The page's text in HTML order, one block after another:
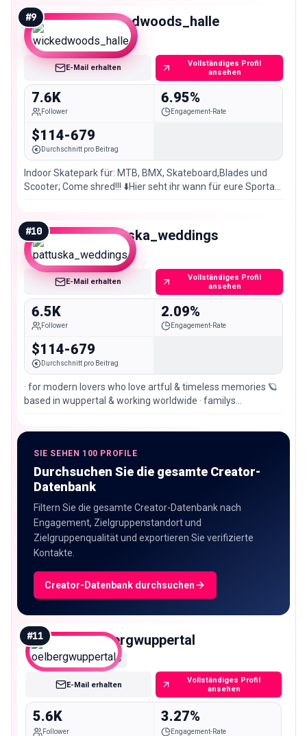
#9 wickedwoods_halle
Nano
E-Mail erhalten
Vollständiges Profil
ansehen
7.6K
Follower
6.95%
Engagement-Rate
$114-679
Durchschnitt pro Beitrag
Indoor Skatepark für: MTB, BMX, Skateboard,Blades und
Scooter; Come shred!!! ⬇️Hier seht ihr wann für eure Sportart
#10 pattuska_weddings
Nano
E-Mail erhalten
Vollständiges Profil
ansehen
6.5K
Follower
2.09%
Engagement-Rate
$114-679
Durchschnitt pro Beitrag
· for modern lovers who love artful & timeless memories 🪐
based in wuppertal & working worldwide · familys
SIE SEHEN 100 PROFILE
Durchsuchen Sie die gesamte Creator-
Datenbank
Filtern Sie die gesamte Creator-Datenbank nach
Engagement, Zielgruppenstandort und
Zielgruppenqualität und exportieren Sie verifizierte
Kontakte.
Creator-Datenbank durchsuchen
#11 oelbergwuppertal
Nano
E-Mail erhalten
Vollständiges Profil
ansehen
5.6K
Follower
3.27%
Engagement-Rate